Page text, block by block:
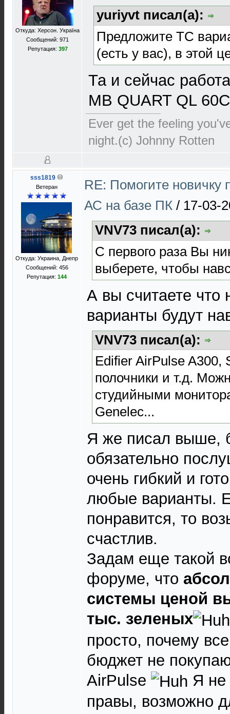
Откуда: Херсон. Україна
Сообщений: 971
Репутация: 397
yuriyvt писал(а):
Предложите ТС
(есть у вас), в этой
Та и сейчас
MB QUART QL
Ever get the feeling
night.(с) Johnny Rotten
sss1819
Ветеран
Откуда: Украина, Днепр
Сообщений: 456
Репутация: 144
RE: Помогите новичку
АС на базе ПК / 17-03-
VNV73 писал(а):
С первого раза Вы
выберете, чтобы
А вы считаете
варианты будут
VNV73 писал(а):
Edifier AirPulse A300,
полочники и т.д.
студийными
Genelec...
Я же писал выше,
обязательно
очень гибкий и
любые варианты.
понравится, то
счастлив.
Задам еще такой
форуме, что
системы ценой
тыс. зеленых
просто, почему
бюджет не
AirPulse
Я не
правы, возможно